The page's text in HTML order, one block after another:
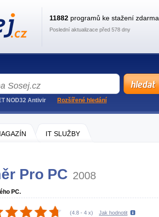
IT SLUŽBY
Pro PC 2008
PC.
(4.8 - 4 x) Jak hodnotit
11882 programů ke stažení zdarma
Poslední aktualizace před 578 dny
NOD32 Antivir Rozšířené hledání